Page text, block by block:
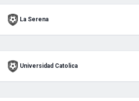
La Serena
Universidad Catolica